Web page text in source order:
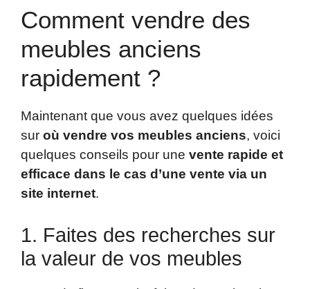
Comment vendre des
meubles anciens
rapidement ?
Maintenant que vous avez quelques idées
sur où vendre vos meubles anciens, voici
quelques conseils pour une vente rapide et
efficace dans le cas d’une vente via un
site internet.
1. Faites des recherches sur
la valeur de vos meubles